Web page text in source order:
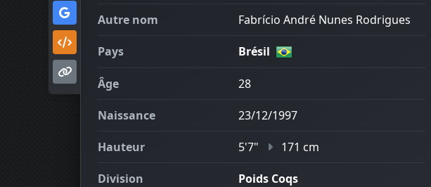
Autre nom Fabrício André Nunes Rodrigues
Pays Brésil
Âge 28
Naissance 23/12/1997
Hauteur 5'7" 171 cm
Division Poids Coqs